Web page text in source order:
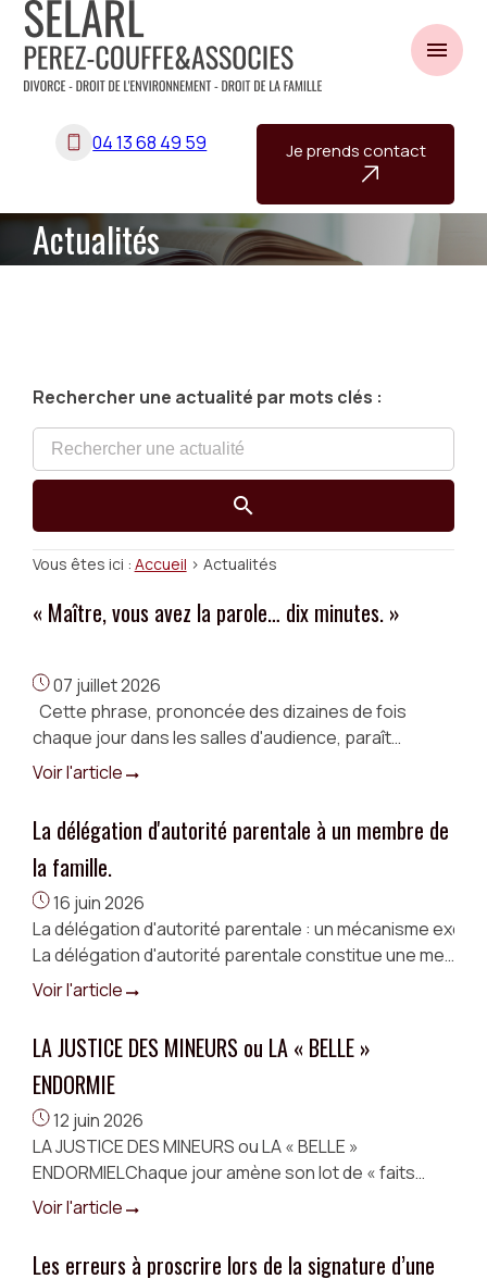
menu
04 13 68 49 59 Je prends contact
Vous êtes ici : Accueil > Actualités
Actualités
Rechercher une actualité par mots clés :
« Maître, vous avez la parole… dix minutes. »
07 juillet 2026
Cette phrase, prononcée des dizaines de fois
chaque jour dans les salles d'audience, paraît
anodine. Elle est presque mécanique. Pourtant, pour
Voir l'article
La délégation d'autorité parentale à un membre de
la famille.
16 juin 2026
La délégation d'autorité parentale : un mécanisme
La délégation d'autorité parentale constitue une mesure
juridique ...
Voir l'article
LA JUSTICE DES MINEURS ou LA « BELLE »
ENDORMIE
12 juin 2026
LA JUSTICE DES MINEURS ou LA « BELLE »
ENDORMIELChaque jour amène son lot de « faits
divers » ou plus exactement d’histoires sordides de
Voir l'article
Les erreurs à proscrire lors de la signature d’une
Panneau de gestion des cookies